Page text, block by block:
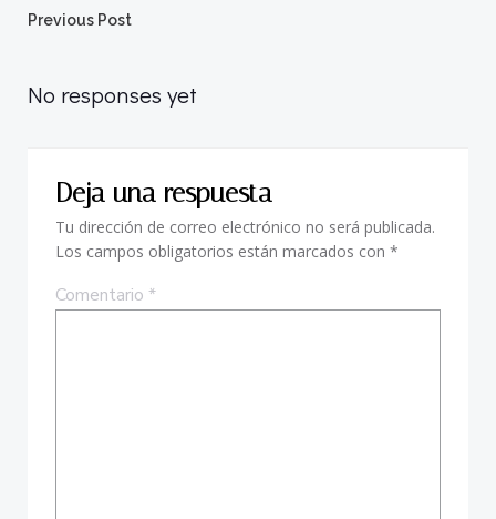
Navegación
por
entradas
Previous Post
No responses yet
Deja una respuesta
Tu dirección de correo electrónico no será publicada.
Los campos obligatorios están marcados con *
Comentario *